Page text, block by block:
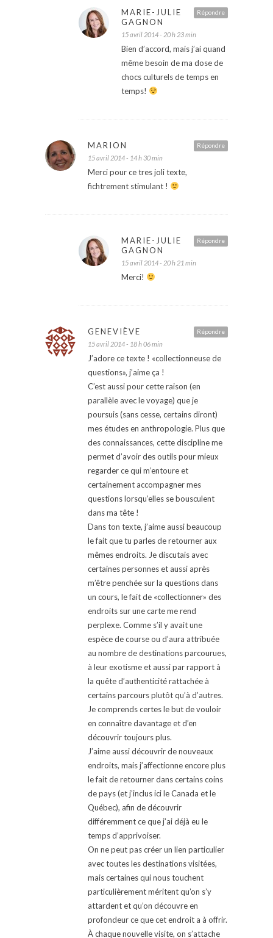
Répondre
MARIE-JULIE
GAGNON
15 avril 2014 - 20 h 23 min
Bien d’accord, mais j’ai quand
même besoin de ma dose de
chocs culturels de temps en
temps!
Répondre
MARION
15 avril 2014 - 14 h 30 min
Merci pour ce tres joli texte,
fichtrement stimulant !
Répondre
MARIE-JULIE
GAGNON
15 avril 2014 - 20 h 21 min
Merci!
Répondre
GENEVIÈVE
15 avril 2014 - 18 h 06 min
J’adore ce texte ! «collectionneuse de
questions», j’aime ça !
C’est aussi pour cette raison (en
parallèle avec le voyage) que je
poursuis (sans cesse, certains diront)
mes études en anthropologie. Plus que
des connaissances, cette discipline me
permet d’avoir des outils pour mieux
regarder ce qui m’entoure et
certainement accompagner mes
questions lorsqu’elles se bousculent
dans ma tête !
Dans ton texte, j’aime aussi beaucoup
le fait que tu parles de retourner aux
mêmes endroits. Je discutais avec
certaines personnes et aussi après
m’être penchée sur la questions dans
un cours, le fait de «collectionner» des
endroits sur une carte me rend
perplexe. Comme s’il y avait une
espèce de course ou d’aura attribuée
au nombre de destinations parcourues,
à leur exotisme et aussi par rapport à
la quête d’authenticité rattachée à
certains parcours plutôt qu’à d’autres.
Je comprends certes le but de vouloir
en connaître davantage et d’en
découvrir toujours plus.
J’aime aussi découvrir de nouveaux
endroits, mais j’affectionne encore plus
le fait de retourner dans certains coins
de pays (et j’inclus ici le Canada et le
Québec), afin de découvrir
différemment ce que j’ai déjà eu le
temps d’apprivoiser.
On ne peut pas créer un lien particulier
avec toutes les destinations visitées,
mais certaines qui nous touchent
particulièrement méritent qu’on s’y
attardent et qu’on découvre en
profondeur ce que cet endroit a à offrir.
À chaque nouvelle visite, on s’attache